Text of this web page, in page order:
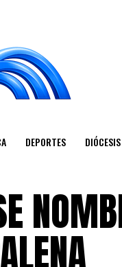
DEPORTES DIÓCESIS